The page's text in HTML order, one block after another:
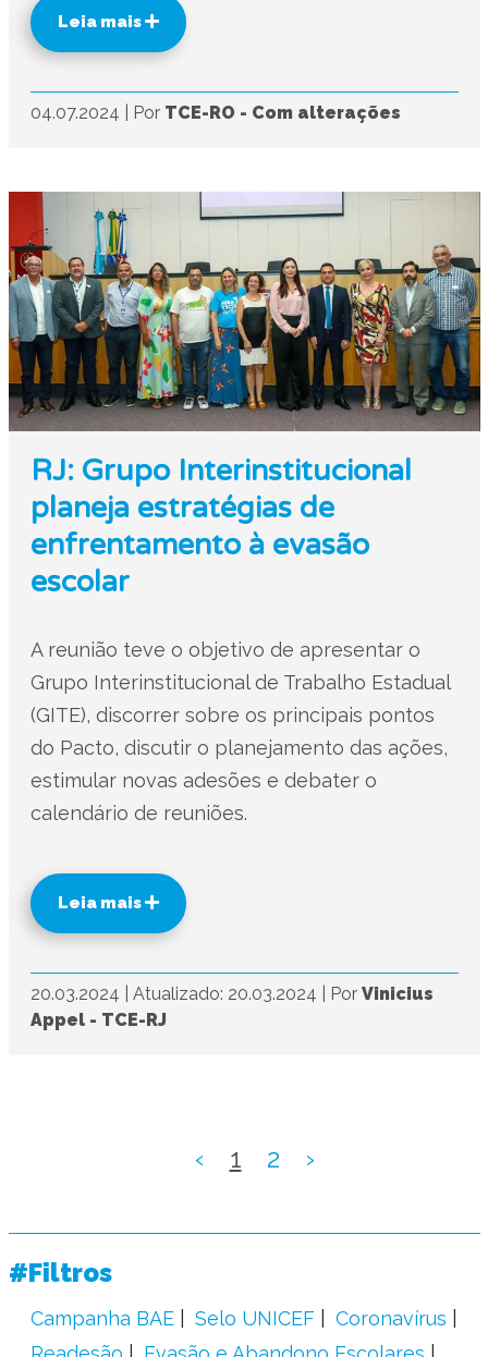
Leia mais
04.07.2024 Por TCE-RO - Com alterações
RJ: Grupo Interinstitucional
planeja estratégias de
enfrentamento à evasão
escolar
A reunião teve o objetivo de apresentar o
Grupo Interinstitucional de Trabalho Estadual
(GITE), discorrer sobre os principais pontos
do Pacto, discutir o planejamento das ações,
estimular novas adesões e debater o
calendário de reuniões.
Leia mais
20.03.2024 Atualizado: 20.03.2024 Por Vinicius
Appel - TCE-RJ
‹ 1 2 ›
#Filtros
Campanha BAE Selo UNICEF
Coronavírus